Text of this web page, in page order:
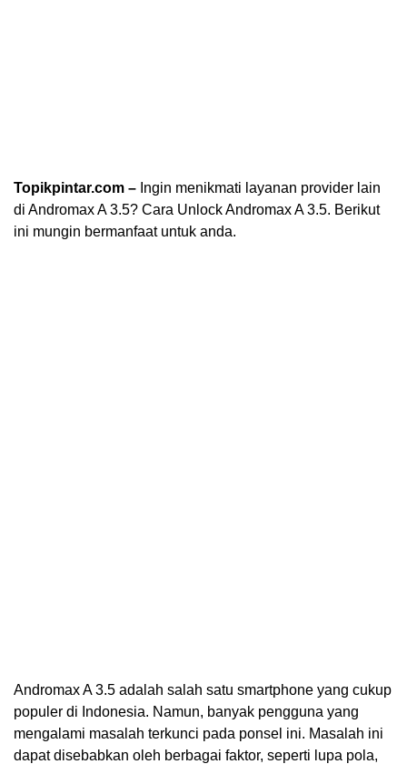
Topikpintar.com – Ingin menikmati layanan provider lain
di Andromax A 3.5? Cara Unlock Andromax A 3.5. Berikut
ini mungin bermanfaat untuk anda.
Andromax A 3.5 adalah salah satu smartphone yang cukup
populer di Indonesia. Namun, banyak pengguna yang
mengalami masalah terkunci pada ponsel ini. Masalah ini
dapat disebabkan oleh berbagai faktor, seperti lupa pola,